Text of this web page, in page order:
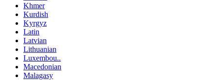
Khmer
Kurdish
Kyrgyz
Latin
Latvian
Lithuanian
Luxembou..
Macedonian
Malagasy